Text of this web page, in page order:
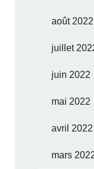
août 2022
juillet
juin 2022
mai 2022
avril 2022
mars